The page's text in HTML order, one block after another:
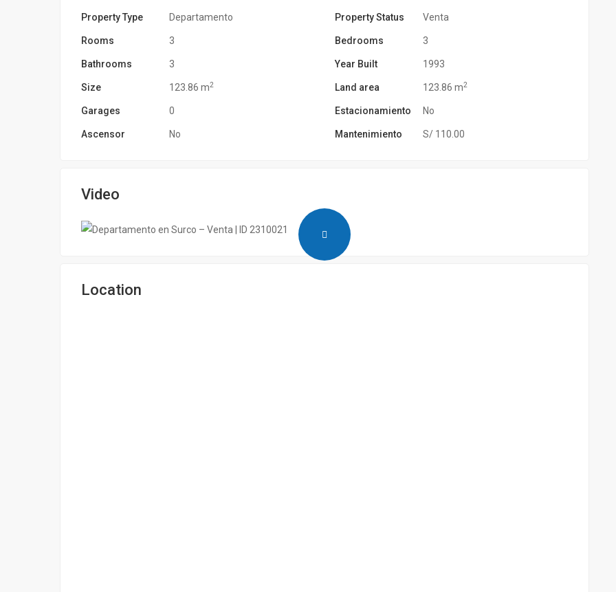
Property Type Departamento Property Status Venta
Rooms 3 Bedrooms 3
Bathrooms 3 Year Built 1993
Size 123.86 m2 Land area 123.86 m2
Garages 0 Estacionamiento No
Ascensor No Mantenimiento S/ 110.00
Video
Location